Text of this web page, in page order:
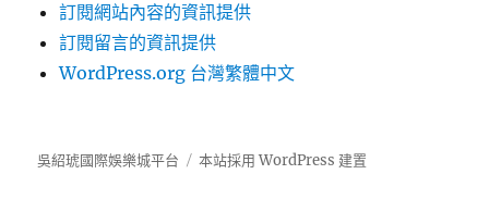
訂閱網站內容的資訊提供
訂閱留言的資訊提供
WordPress.org 台灣繁體中文
吳紹琥國際娛樂城平台 本站採用 WordPress 建置